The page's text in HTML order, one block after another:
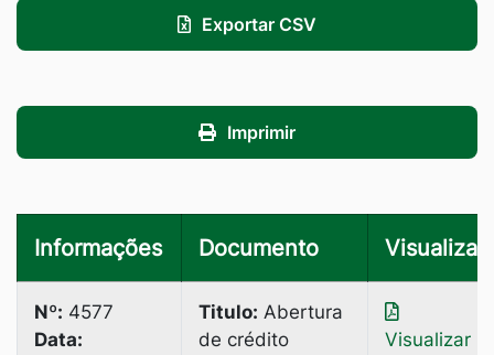
Exportar CSV
Imprimir
Informações Documento Visualizar
Nº: 4577
Data:
Titulo: Abertura
de crédito
Visualizar